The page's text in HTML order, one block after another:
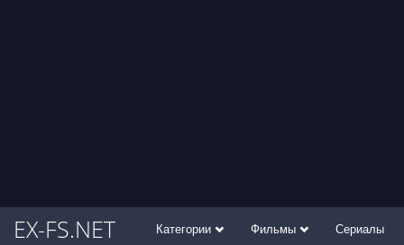
EX-FS.NET Категории Фильмы Сериалы